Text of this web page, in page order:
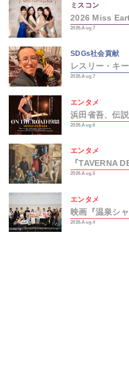
ミスコン
2026 Miss
2026.Aug.7
SDGs社会貢献
レスリー・キ
2026.Aug.7
エンタメ
浜田省吾、伝
2026.Aug.6
エンタメ
『TAVERNA
2026.Aug.5
エンタメ
映画『温泉シ
2026.Aug.4